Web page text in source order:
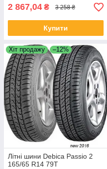
2 867,04 ₴ 3 258 ₴
Купити
Хіт продажу –12%
Літні шини Debica Passio 2
165/65 R14 79T